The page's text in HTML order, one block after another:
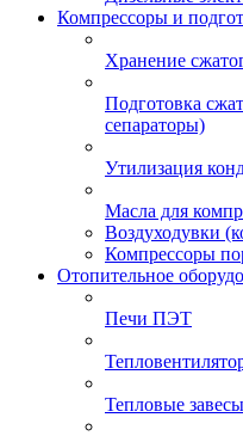
Компрессоры и
Хранение
Подготовка
сепараторы)
Утилизация
Масла для
Воздуходувки
Компрессоры
Отопительное
Печи ПЭТ
Тепловые завесы